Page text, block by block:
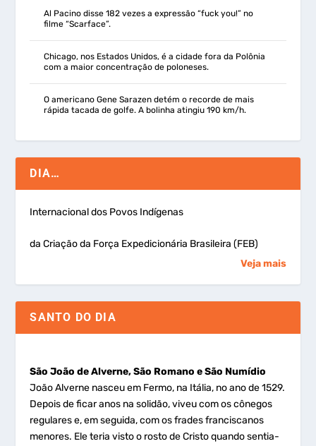
Al Pacino disse 182 vezes a expressão “fuck you!” no
filme “Scarface”.
Chicago, nos Estados Unidos, é a cidade fora da Polônia
com a maior concentração de poloneses.
O americano Gene Sarazen detém o recorde de mais
rápida tacada de golfe. A bolinha atingiu 190 km/h.
DIA…
Internacional dos Povos Indígenas
da Criação da Força Expedicionária Brasileira (FEB)
Veja mais
SANTO DO DIA
São João de Alverne, São Romano e São Numídio
João Alverne nasceu em Fermo, na Itália, no ano de 1529.
Depois de ficar anos na solidão, viveu com os cônegos
regulares e, em seguida, com os frades franciscanos
menores. Ele teria visto o rosto de Cristo quando sentia-